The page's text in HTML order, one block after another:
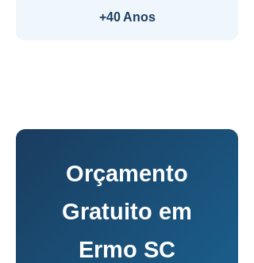
+40 Anos
Orçamento
Gratuito em
Ermo SC